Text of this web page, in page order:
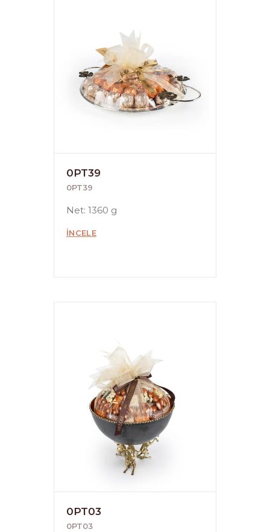
0PT39
0PT39
Net: 1360 g
İNCELE
0PT03
0PT03